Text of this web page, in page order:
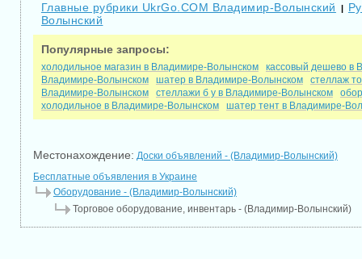
Главные рубрики UkrGo.COM Владимир-Волынский |
Волынский
Популярные запросы:
холодильное магазин в Владимире-Волынском
кассовый дешево в
Владимире-Волынском
шатер в Владимире-Волынском
стеллаж
Владимире-Волынском
стеллажи б у в Владимире-Волынском
холодильное в Владимире-Волынском
шатер тент в Владимире-
Местонахождение: Доски объявлений - (Владимир-Волынский)
Бесплатные объявления в Украине
Оборудование - (Владимир-Волынский)
Торговое оборудование, инвентарь - (Владимир-Волынский)